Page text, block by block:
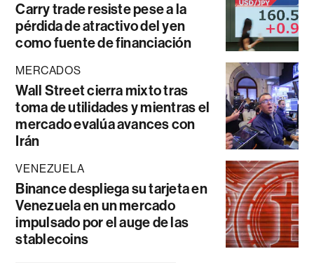
Carry trade resiste pese a la
pérdida de atractivo del yen
como fuente de financiación
MERCADOS
Wall Street cierra mixto tras
toma de utilidades y mientras el
mercado evalúa avances con
Irán
VENEZUELA
Binance despliega su tarjeta en
Venezuela en un mercado
impulsado por el auge de las
stablecoins